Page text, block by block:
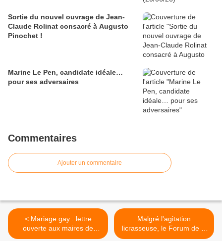
Sortie du nouvel ouvrage de Jean-
Claude Rolinat consacré à Augusto
Pinochet !
Marine Le Pen, candidate idéale…
pour ses adversaires
Commentaires
Ajouter un commentaire
< Mariage gay : lettre
ouverte aux maires de
France (par Vincent
Malgré l'agitation
licrasseuse, le Forum de la
Nation se tiendra samedi à